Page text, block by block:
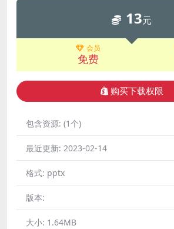
13元
会员
免费
购买下载权限
包含资源: (1个)
最近更新: 2023-02-14
格式: pptx
版本:
大小: 1.64MB